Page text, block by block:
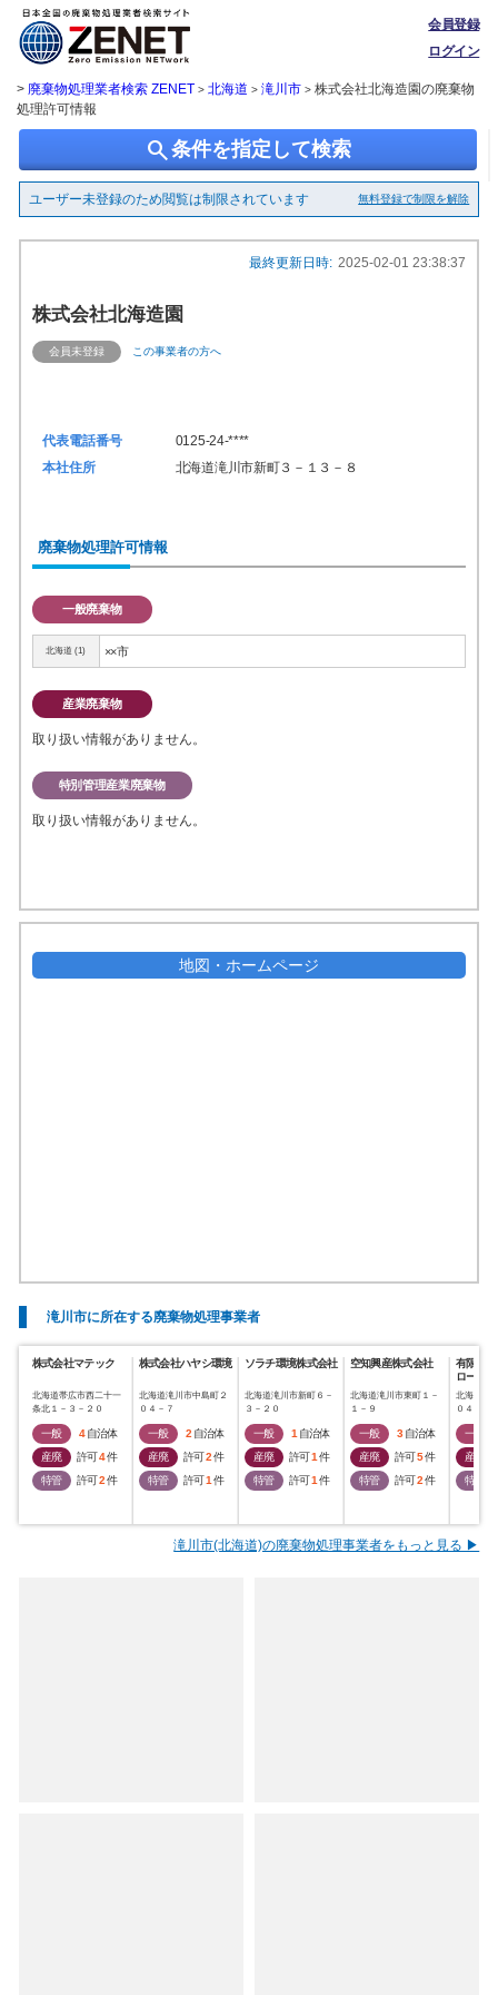
会員登録
ログイン
> 廃棄物処理業者検索 ZENET > 北海道 > 滝川市> 株式会社北海造園の廃棄物
処理許可情報
search条件を指定して検索
ユーザー未登録のため閲覧は制限されています 無料登録で制限を解除
最終更新日時: 2025-02-01 23:38:37
株式会社北海造園
会員未登録 この事業者の方へ
代表電話番号
0125-24-****
本社住所
北海道滝川市新町３－１３－８
廃棄物処理許可情報
一般廃棄物
北海道 (1) ××市
産業廃棄物
取り扱い情報がありません。
特別管理産業廃棄物
取り扱い情報がありません。
地図・ホームページ
滝川市に所在する廃棄物処理事業者
株式会社マテック
北海道帯広市西二十一
条北１－３－２０
一般 4 自治体
産廃
許可4件
特管
許可2 件
株式会社ハヤシ環境
北海道滝川市中島町２
０４－７
一般 2 自治体
産廃
許可2 件
特管
許可1 件
ソラチ環境株式会社
北海道滝川市新町６－
３－２０
一般 1 自治体
産廃
許可1 件
特管
許可1 件
空知興産株式会社
北海道滝川市東町１－
１－９
一般 3 自治体
産廃
許可5件
特管
許可2 件
有限会
ロード
北海道滝
０４－７
一般
産廃
特管
滝川市(北海道)の廃棄物処理事業者をもっと見る ▶